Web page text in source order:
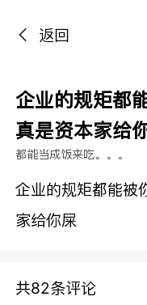
返回
企业的规矩都
真是资本家给
都能当成饭来吃。。。
企业的规矩都能被
家给你屎
共82条评论